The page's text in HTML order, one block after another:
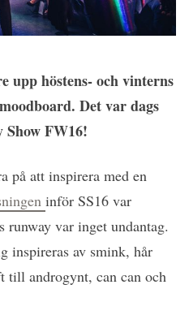
upp höstens- och vinterns
Det var dags
Show FW16!
på att inspirera med en
inför SS16 var
runway var inget undantag.
inspireras av smink, hår
till androgynt, can can och